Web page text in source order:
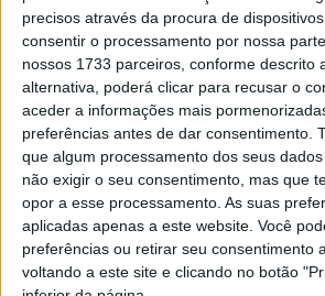
precisos através da procura de
consentir o processamento por nossa
nossos 1733 parceiros, conforme descrito
alternativa, poderá clicar para recusar o
aceder a informações mais
preferências antes de dar consentimento.
que algum processamento dos seus
não exigir o seu consentimento, mas que
opor a esse processamento. As suas
aplicadas apenas a este website. Você
preferências ou retirar seu consentimento
voltando a este site e clicando no botão
FM ou emwww.968.fm
Pub
TAGS Cinema Short Age Viseu